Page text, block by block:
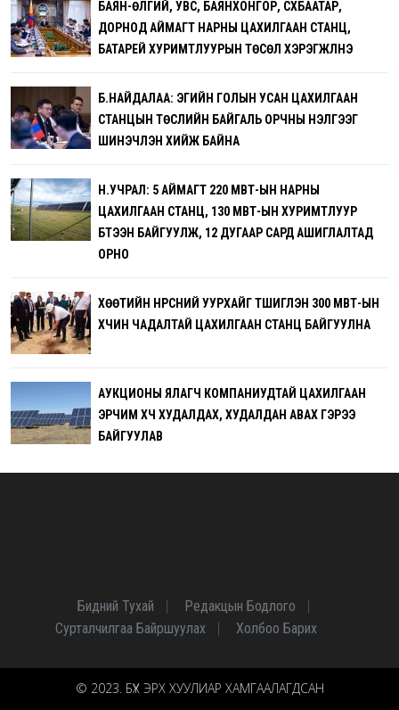
БАЯН-ӨЛГИЙ, УВС, БАЯНХОНГОР, СҮХБААТАР,
ДОРНОД АЙМАГТ НАРНЫ ЦАХИЛГААН СТАНЦ,
БАТАРЕЙ ХУРИМТЛУУРЫН ТӨСӨЛ ХЭРЭГЖҮҮЛНЭ
Б.НАЙДАЛАА: ЭГИЙН ГОЛЫН УСАН ЦАХИЛГААН
СТАНЦЫН ТӨСЛИЙН БАЙГАЛЬ ОРЧНЫ ҮНЭЛГЭЭГ
ШИНЭЧЛЭН ХИЙЖ БАЙНА
Н.УЧРАЛ: 5 АЙМАГТ 220 МВТ-ЫН НАРНЫ
ЦАХИЛГААН СТАНЦ, 130 МВТ-ЫН ХУРИМТЛУУР
БҮТЭЭН БАЙГУУЛЖ, 12 ДУГААР САРД АШИГЛАЛТАД
ОРНО
ХӨӨТИЙН НҮҮРСНИЙ УУРХАЙГ ТҮШИГЛЭН 300 МВТ-ЫН
ХҮЧИН ЧАДАЛТАЙ ЦАХИЛГААН СТАНЦ БАЙГУУЛНА
АУКЦИОНЫ ЯЛАГЧ КОМПАНИУДТАЙ ЦАХИЛГААН
ЭРЧИМ ХҮЧ ХУДАЛДАХ, ХУДАЛДАН АВАХ ГЭРЭЭ
БАЙГУУЛАВ
Бидний Тухай
Редакцын Бодлого
Сурталчилгаа Байршуулах
Холбоо Барих
© 2023. БҮХ ЭРХ ХУУЛИАР ХАМГААЛАГДСАН